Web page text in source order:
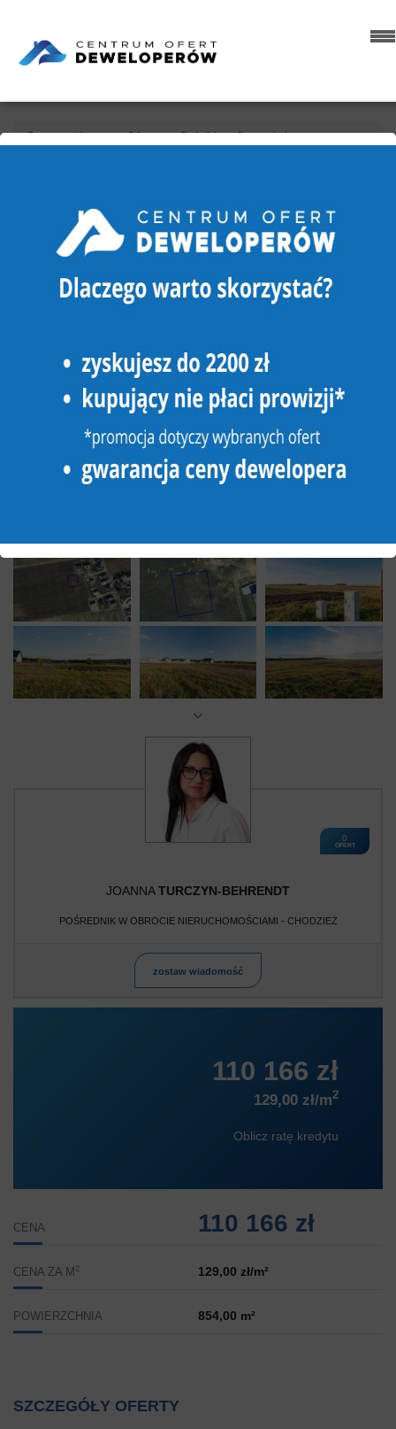
Strona główna Oferty Działki
Sprzedaż
CHODZIEŻ (GW), KONSTANTYNOWO
0
OFERT
JOANNATURCZYN-BEHRENDT
POŚREDNIK W OBROCIE NIERUCHOMOŚCIAMI - CHODZIEŻ
zostaw wiadomość
110 166 zł
129,00 zł/m2
Oblicz ratę kredytu
CENA 110 166 zł
CENA ZA M 2 129,00 zł/m²
POWIERZCHNIA 854,00 m²
SZCZEGÓŁY OFERTY